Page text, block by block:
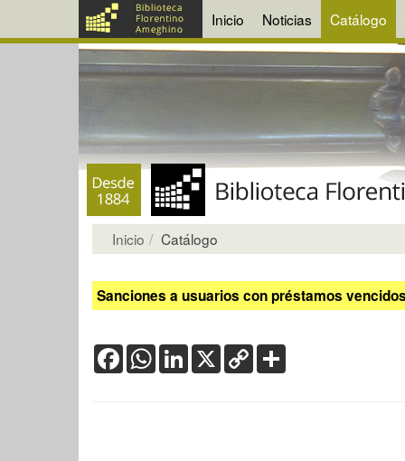
Inicio Noticias Catálogo
Inicio Catálogo
Sanciones a usuarios con préstamos
FacebookWhatsApp
LinkedIn
X Copy
Link